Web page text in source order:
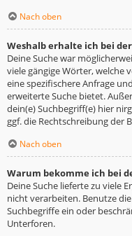
Nach oben
Weshalb erhalte ich bei
Deine Suche war
viele gängige Wörter, welche
eine spezifischere Anfrage
erweiterte Suche bietet.
dein(e) Suchbegriff(e) hier
ggf. die Rechtschreibung der
Nach oben
Warum bekomme ich bei
Deine Suche lieferte zu viele
nicht verarbeiten. Benutze
Suchbegriffe ein oder
Unterforen.